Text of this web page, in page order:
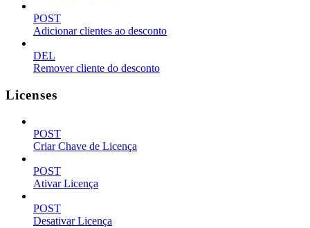
POST
Adicionar clientes ao desconto
DEL
Remover cliente do desconto
Licenses
POST
Criar Chave de Licença
POST
Ativar Licença
POST
Desativar Licença